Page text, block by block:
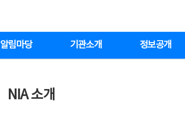
알림마당 기관소개 정보공개
NIA 소개